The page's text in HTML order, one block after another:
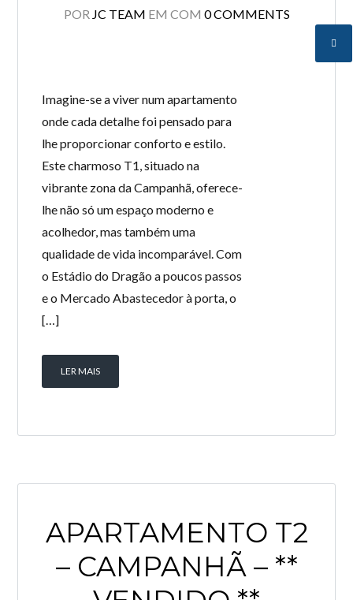
POR JC TEAM EM COM 0 COMMENTS
Imagine-se a viver num apartamento
onde cada detalhe foi pensado para
lhe proporcionar conforto e estilo.
Este charmoso T1, situado na
vibrante zona da Campanhã, oferece-
lhe não só um espaço moderno e
acolhedor, mas também uma
qualidade de vida incomparável. Com
o Estádio do Dragão a poucos passos
e o Mercado Abastecedor à porta, o
[…]
LER MAIS
APARTAMENTO T2
– CAMPANHÃ – **